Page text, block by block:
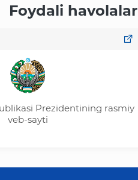
Foydali havolalar
Prezidentining rasmiy